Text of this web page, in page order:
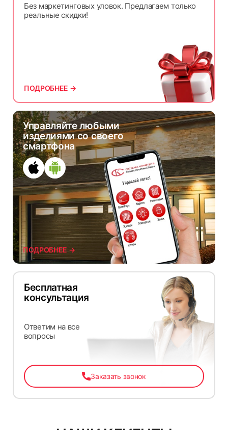
Управляйте любыми
изделиями со своего
смартфона
ПОДРОБНЕЕ →
Без маркетинговых уловок. Предлагаем только
реальные скидки!
ПОДРОБНЕЕ →
Бесплатная
консультация
Ответим на все
вопросы
Заказать звонок